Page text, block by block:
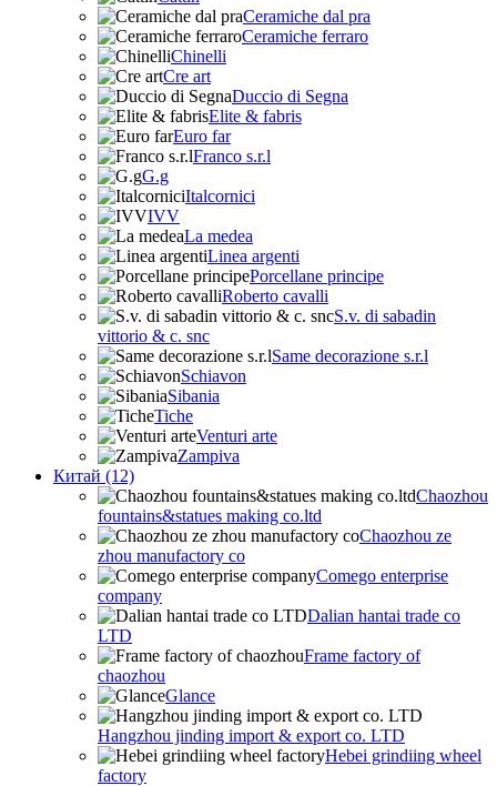
Ceramiche dal pra
Ceramiche ferraro
Chinelli
Cre art
Duccio di Segna
Elite & fabris
Euro far
Franco s.r.l
G.g
Italcornici
IVV
La medea
Linea argenti
Porcellane principe
Roberto cavalli
S.v. di sabadin
vittorio & c. snc
Same decorazione s.r.l
Schiavon
Sibania
Tiche
Venturi arte
Zampiva
Китай (12)
Chaozhou
fountains&statues making co.ltd
Chaozhou ze
zhou manufactory co
Comego enterprise
company
Dalian hantai trade co
LTD
Frame factory of
chaozhou
Glance
Hangzhou jinding import & export co. LTD
Hebei grindiing wheel
factory